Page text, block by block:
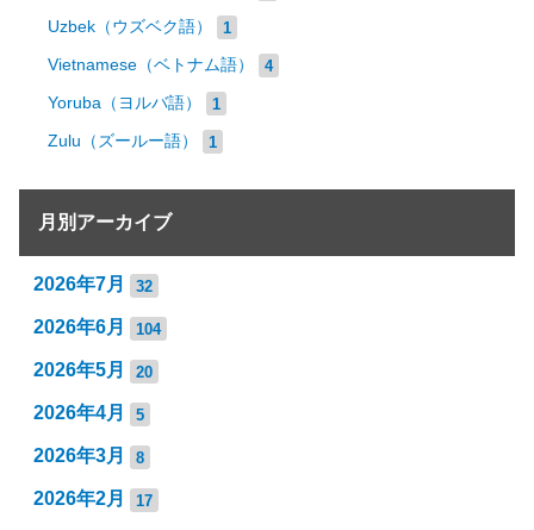
Uzbek（ウズベク語） 1
Vietnamese（ベトナム語） 4
Yoruba（ヨルバ語） 1
Zulu（ズールー語） 1
月別アーカイブ
2026年7月 32
2026年6月 104
2026年5月 20
2026年4月 5
2026年3月 8
2026年2月 17